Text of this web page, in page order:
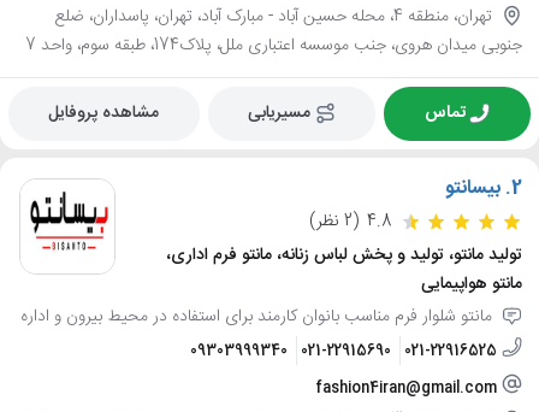
تهران، منطقه 4، محله حسین آباد - مبارک آباد، تهران، پاسداران، ضلع
جنوبی میدان هروی، جنب موسسه اعتباری ملل، پلاک174، طبقه سوم، واحد 7
تماس مسیریابی مشاهده پروفایل
2. بیسانتو
4.8 (2 نظر)
تولید مانتو، تولید و پخش لباس زنانه، مانتو فرم اداری،
مانتو هواپیمایی
مانتو شلوار فرم مناسب بانوان کارمند برای استفاده در محیط بیرون و اداره
021-22916525
021-22915690
09303999340
fashion4iran@gmail.com